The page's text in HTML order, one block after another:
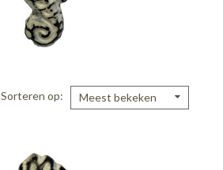
Sorteren op Meest bekeken